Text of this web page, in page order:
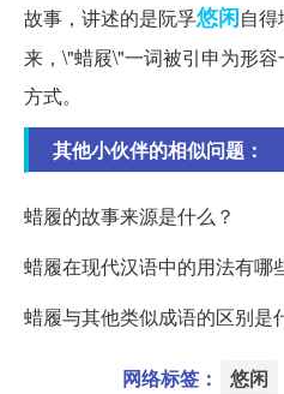
故事，讲述的是阮孚悠闲自
来，\"蜡屐\"一词被引申为形
方式。
其他小伙伴的相似问题：
蜡履的故事来源是什么？
蜡履在现代汉语中的用法有哪
蜡履与其他类似成语的区别是
网络标签： 悠闲